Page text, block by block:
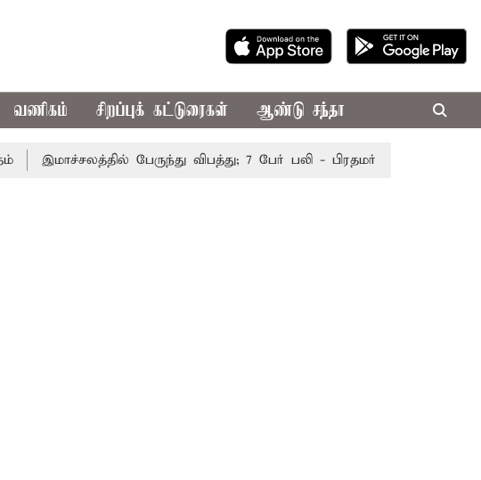
வணிகம் சிறப்புக் கட்டுரைகள் ஆண்டு சந்தா
இமாச்சலத்தில் பேருந்து விபத்து; 7 பேர் பலி - பிரதமர் மோடி இரங்கல்